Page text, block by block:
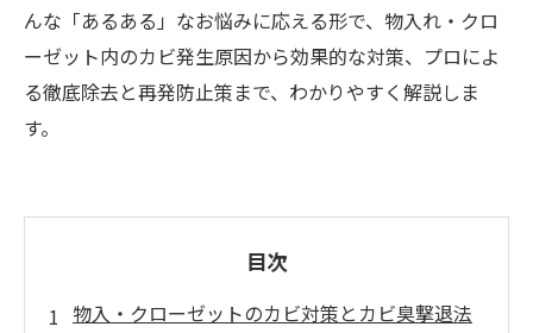
んな「あるある」なお悩みに応える形で、物入れ・クロ
ーゼット内のカビ発生原因から効果的な対策、プロによ
る徹底除去と再発防止策まで、わかりやすく解説しま
す。
目次
物入・クローゼットのカビ対策とカビ臭撃退法